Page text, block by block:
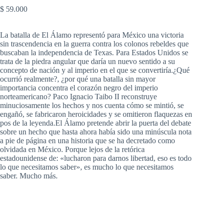
$ 59.000
La batalla de El Álamo representó para México una victoria
sin trascendencia en la guerra contra los colonos rebeldes que
buscaban la independencia de Texas. Para Estados Unidos se
trata de la piedra angular que daría un nuevo sentido a su
concepto de nación y al imperio en el que se convertiría.¿Qué
ocurrió realmente?, ¿por qué una batalla sin mayor
importancia concentra el corazón negro del imperio
norteamericano? Paco Ignacio Taibo II reconstruye
minuciosamente los hechos y nos cuenta cómo se mintió, se
engañó, se fabricaron heroicidades y se omitieron flaquezas en
pos de la leyenda.El Álamo pretende abrir la puerta del debate
sobre un hecho que hasta ahora había sido una minúscula nota
a pie de página en una historia que se ha decretado como
olvidada en México. Porque lejos de la retórica
estadounidense de: «lucharon para darnos libertad, eso es todo
lo que necesitamos saber», es mucho lo que necesitamos
saber. Mucho más.